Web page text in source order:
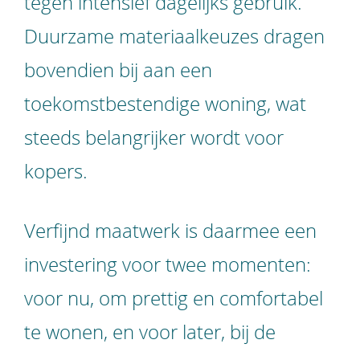
Duurzame materiaalkeuzes dragen
bovendien bij aan een
toekomstbestendige woning, wat
steeds belangrijker wordt voor
kopers.
Verfijnd maatwerk is daarmee een
investering voor twee momenten:
voor nu, om prettig en comfortabel
te wonen, en voor later, bij de